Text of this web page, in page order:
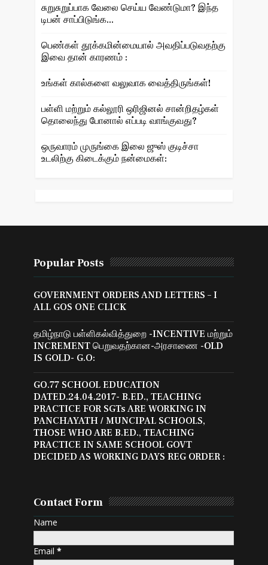
சுறுசுறுப்பாக வேலை செய்ய வேண்டுமா? இந்த
டிபன் சாப்பிடுங்க...
பெண்கள் தூக்கமின்மையால் அவதிப்படுவதற்கு
இவை தான் காரணம் :
உங்கள் கால்களை வலுவாக வைத்திருங்கள்!
பள்ளி மற்றும் கல்லூரி ஒரிஜினல் சான்றிதழ்கள்
தொலைந்து போனால் எப்படி வாங்குவது?
ஒருவாரம் முருங்கை இலை ஜுஸ் குடிச்சா
உடலிற்கு கிடைக்கும் நன்மைகள்:
Popular Posts
GOVERNMENT ORDERS AND LETTERS – I
ALL GOS ONE CLICK
தமிழ்நாடு பள்ளிகல்வித்துறை -INCENTIVE மற்றும்
INCREMENT பெறுவதற்கான-அரசாணை -OLD
IS GOLD- G.O:
GO.77 SCHOOL EDUCATION
DATED.24.04.2017- B.ED., TEACHING
PRACTICE FOR SGTs ARE WORKING IN
PANCHAYATH / MUNCIPAL SCHOOLS,
THOSE WHO ARE B.ED., TEACHING
PRACTICE IN SAME SCHOOL GOVT
DECIDED AS WORKING DAYS REG ORDER :
Contact Form
Name
Email*